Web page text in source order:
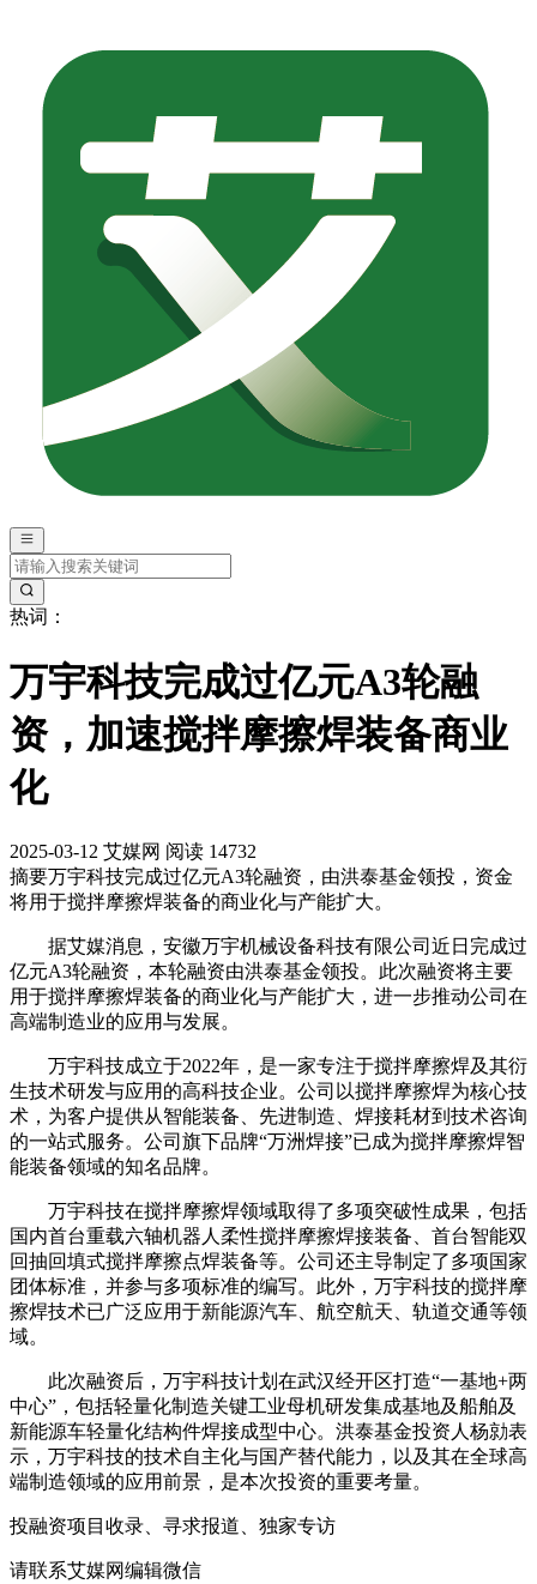
热词：
万宇科技完成过亿元A3轮融
资，加速搅拌摩擦焊装备商业
化
2025-03-12 艾媒网 阅读 14732
摘要万宇科技完成过亿元A3轮融资，由洪泰基金领投，资金
将用于搅拌摩擦焊装备的商业化与产能扩大。
据艾媒消息，安徽万宇机械设备科技有限公司近日完成过
亿元A3轮融资，本轮融资由洪泰基金领投。此次融资将主要
用于搅拌摩擦焊装备的商业化与产能扩大，进一步推动公司在
高端制造业的应用与发展。
万宇科技成立于2022年，是一家专注于搅拌摩擦焊及其衍
生技术研发与应用的高科技企业。公司以搅拌摩擦焊为核心技
术，为客户提供从智能装备、先进制造、焊接耗材到技术咨询
的一站式服务。公司旗下品牌“万洲焊接”已成为搅拌摩擦焊智
能装备领域的知名品牌。
万宇科技在搅拌摩擦焊领域取得了多项突破性成果，包括
国内首台重载六轴机器人柔性搅拌摩擦焊接装备、首台智能双
回抽回填式搅拌摩擦点焊装备等。公司还主导制定了多项国家
团体标准，并参与多项标准的编写。此外，万宇科技的搅拌摩
擦焊技术已广泛应用于新能源汽车、航空航天、轨道交通等领
域。
此次融资后，万宇科技计划在武汉经开区打造“一基地+两
中心”，包括轻量化制造关键工业母机研发集成基地及船舶及
新能源车轻量化结构件焊接成型中心。洪泰基金投资人杨勍表
示，万宇科技的技术自主化与国产替代能力，以及其在全球高
端制造领域的应用前景，是本次投资的重要考量。
投融资项目收录、寻求报道、独家专访
请联系艾媒网编辑微信